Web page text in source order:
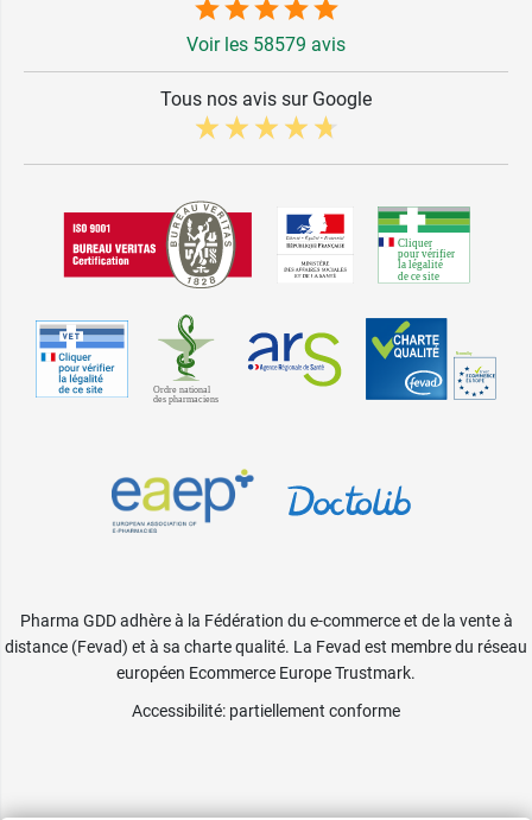
Voir les 58579 avis
Tous nos avis sur Google
Pharma GDD adhère à la Fédération du e-commerce et de la vente à
distance (Fevad) et à sa charte qualité. La Fevad est membre du réseau
européen Ecommerce Europe Trustmark.
Accessibilité: partiellement conforme